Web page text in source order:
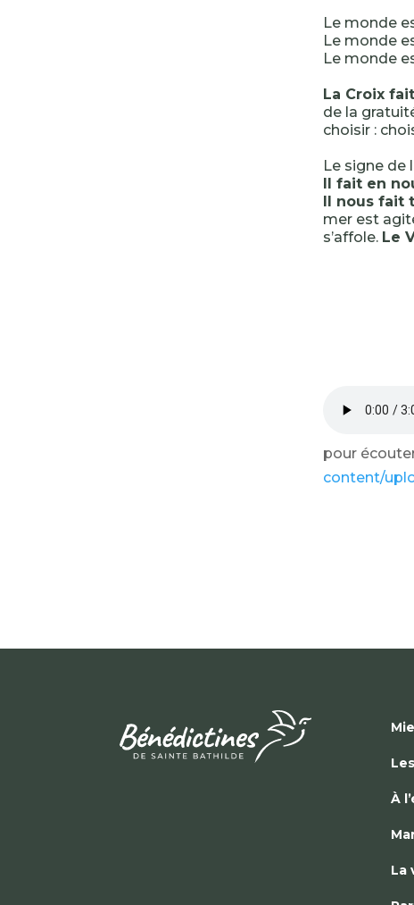
Le monde
Le monde
Le monde
La Croix
de la
choisir :
Le signe de
Il fait en
Il nous fait
mer est
s’affole. Le
pour
content/
À
La